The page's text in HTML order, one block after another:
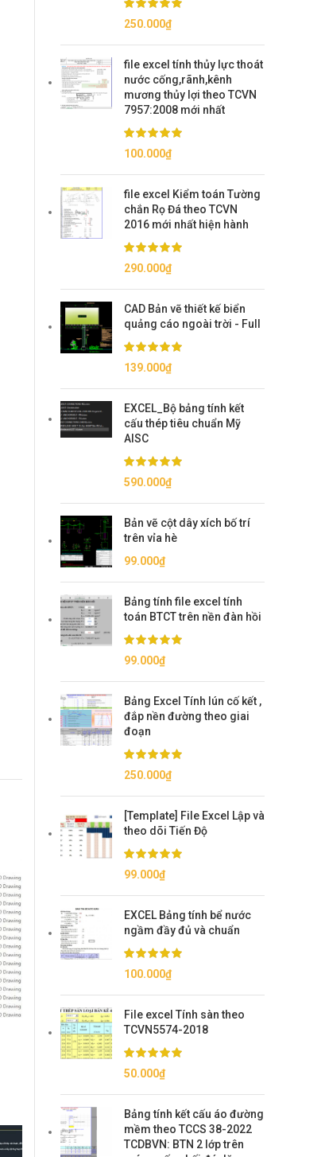
250.000₫
file excel tính thủy lực thoát
nước cống,rãnh,kênh
mương thủy lợi theo TCVN
7957:2008 mới nhất
100.000₫
file excel Kiểm toán Tường
chắn Rọ Đá theo TCVN
2016 mới nhất hiện hành
290.000₫
CAD Bản vẽ thiết kế biển
quảng cáo ngoài trời - Full
139.000₫
EXCEL_Bộ bảng tính kết
cấu thép tiêu chuẩn Mỹ
AISC
590.000₫
Bản vẽ cột dây xích bố trí
trên vỉa hè
99.000₫
Bảng tính file excel tính
toán BTCT trên nền đàn hồi
99.000₫
Bảng Excel Tính lún cố kết ,
đắp nền đường theo giai
đoạn
250.000₫
[Template] File Excel Lập và
theo dõi Tiến Độ
99.000₫
EXCEL Bảng tính bể nước
ngầm đầy đủ và chuẩn
100.000₫
File excel Tính sàn theo
TCVN5574-2018
50.000₫
Bảng tính kết cấu áo đường
mềm theo TCCS 38-2022
TCDBVN: BTN 2 lớp trên